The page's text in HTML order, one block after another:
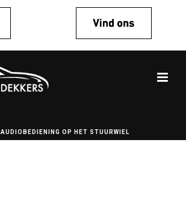
AUDIOBEDIENING OP HET STUURWIEL